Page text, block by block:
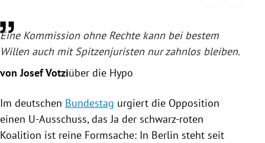
Untermenü
Untermenü
Untermenü
Eine Kommission ohne Rechte kann bei bestem
Willen auch mit Spitzenjuristen nur zahnlos bleiben.
von Josef Votziüber die Hypo
Im deutschen Bundestag urgiert die Opposition
einen U-Ausschuss, das Ja der schwarz-roten
Koalition ist reine Formsache: In Berlin steht seit